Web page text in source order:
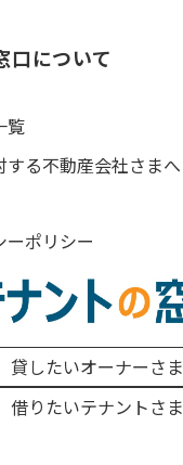
口について
覧
する不動産会社さまへ
ーポリシー
貸したいオーナーさま
借りたいテナントさま